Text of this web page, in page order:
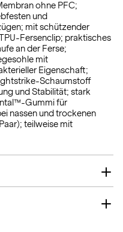
ohne PFC;
und
mit schützender
Fersenclip; praktisches
an der Ferse;
mit
Eigenschaft;
Schaumstoff
und Stabilität; stark
Gummi für
nassen und trockenen
teilweise mit